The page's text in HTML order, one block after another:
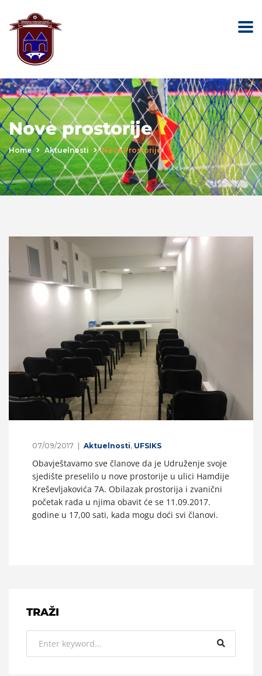
Nove prostorije
Home Aktuelnosti Nove Prostorije
07/09/2017 Aktuelnosti, UFSIKS
Obavještavamo sve članove da je Udruženje svoje
sjedište preselilo u nove prostorije u ulici Hamdije
Kreševljakovića 7A. Obilazak prostorija i zvanični
početak rada u njima obavit će se 11.09.2017.
godine u 17,00 sati, kada mogu doći svi članovi.
TRAŽI